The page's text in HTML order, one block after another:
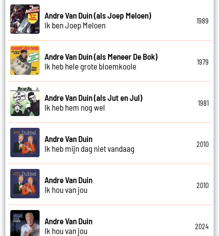
Andre Van Duin (als Joep Meloen)
Ik ben Joep Meloen
1989
Andre Van Duin (als Meneer De Bok)
Ik heb hele grote bloemkoole
1979
Andre Van Duin (als Jut en Jul)
Ik heb hem nog wel
1981
Andre Van Duin
Ik heb mijn dag niet vandaag
2010
Andre Van Duin
Ik hou van jou
2010
Andre Van Duin
Ik hou van jou
2024